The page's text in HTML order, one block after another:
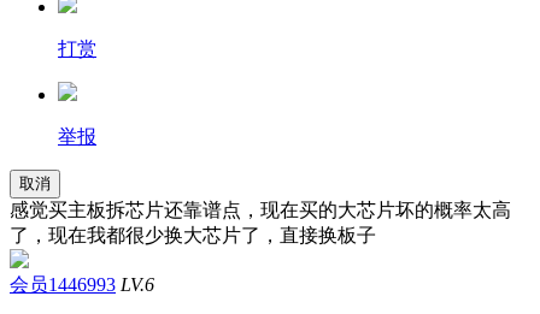
打赏
举报
取消
感觉买主板拆芯片还靠谱点，现在买的大芯片坏的概率太高
了，现在我都很少换大芯片了，直接换板子
会员1446993 LV.6